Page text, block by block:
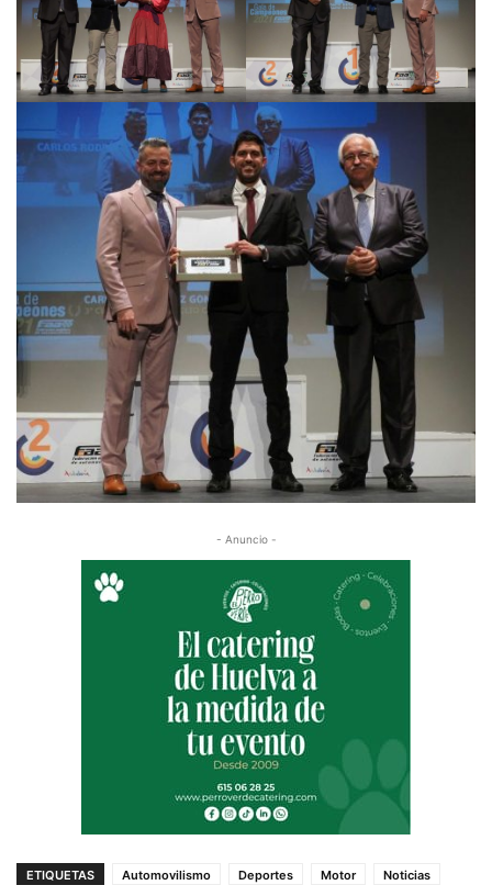
- Anuncio -
ETIQUETAS Automovilismo Deportes Motor Noticias